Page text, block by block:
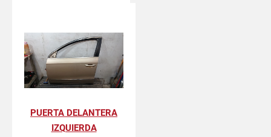
PUERTA DELANTERA
IZQUIERDA